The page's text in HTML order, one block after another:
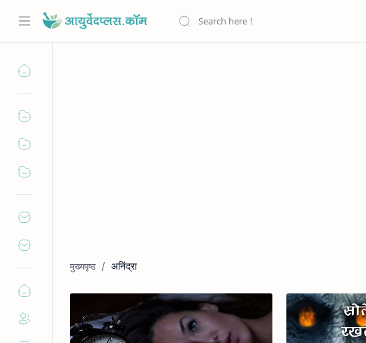
अनिंद्रा